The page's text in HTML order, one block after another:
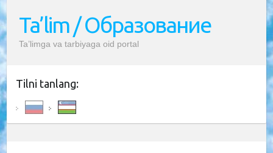
Ta’lim / Образование
Ta’limga va tarbiyaga oid portal
Tilni tanlang: